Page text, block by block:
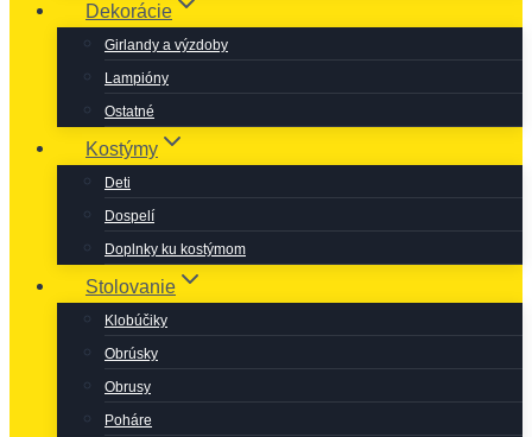
Dekorácie
Girlandy a výzdoby
Lampióny
Ostatné
Kostýmy
Deti
Dospelí
Doplnky ku kostýmom
Stolovanie
Klobúčiky
Obrúsky
Obrusy
Poháre